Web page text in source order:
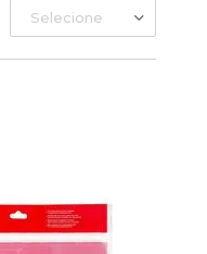
Selecione